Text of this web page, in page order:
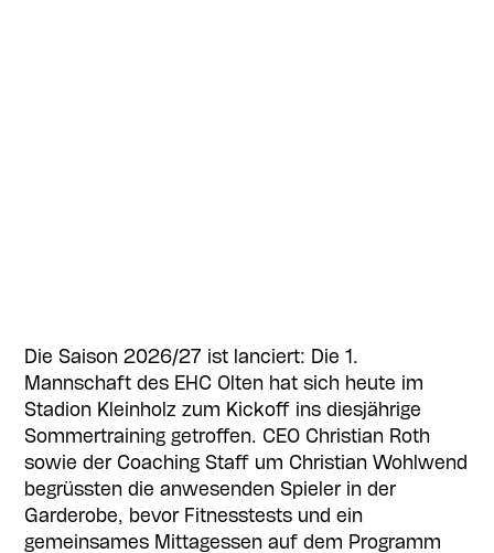
Die Saison 2026/27 ist lanciert: Die 1.
Mannschaft des EHC Olten hat sich heute im
Stadion Kleinholz zum Kickoff ins diesjährige
Sommertraining getroffen. CEO Christian Roth
sowie der Coaching Staff um Christian Wohlwend
begrüssten die anwesenden Spieler in der
Garderobe, bevor Fitnesstests und ein
gemeinsames Mittagessen auf dem Programm